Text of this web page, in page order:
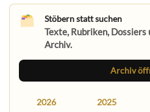
Stöbern statt suchen
Texte, Rubriken, Dossiers
Archiv.
Archiv
2026 2025